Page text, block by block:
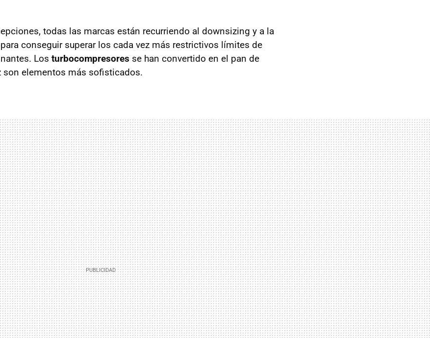
todas las marcas están recurriendo al downsizing y a la
conseguir superar los cada vez más restrictivos límites de
Los turbocompresores se han convertido en el pan de
son elementos más sofisticados.